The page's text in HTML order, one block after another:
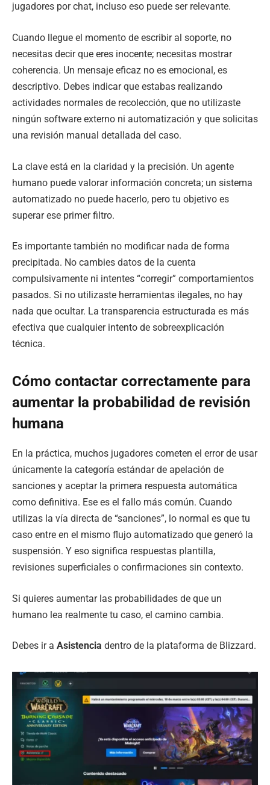
jugadores por chat, incluso eso puede ser relevante.
Cuando llegue el momento de escribir al soporte, no
necesitas decir que eres inocente; necesitas mostrar
coherencia. Un mensaje eficaz no es emocional, es
descriptivo. Debes indicar que estabas realizando
actividades normales de recolección, que no utilizaste
ningún software externo ni automatización y que solicitas
una revisión manual detallada del caso.
La clave está en la claridad y la precisión. Un agente
humano puede valorar información concreta; un sistema
automatizado no puede hacerlo, pero tu objetivo es
superar ese primer filtro.
Es importante también no modificar nada de forma
precipitada. No cambies datos de la cuenta
compulsivamente ni intentes “corregir” comportamientos
pasados. Si no utilizaste herramientas ilegales, no hay
nada que ocultar. La transparencia estructurada es más
efectiva que cualquier intento de sobreexplicación
técnica.
Cómo contactar correctamente para
aumentar la probabilidad de revisión
humana
En la práctica, muchos jugadores cometen el error de usar
únicamente la categoría estándar de apelación de
sanciones y aceptar la primera respuesta automática
como definitiva. Ese es el fallo más común. Cuando
utilizas la vía directa de “sanciones”, lo normal es que tu
caso entre en el mismo flujo automatizado que generó la
suspensión. Y eso significa respuestas plantilla,
revisiones superficiales o confirmaciones sin contexto.
Si quieres aumentar las probabilidades de que un
humano lea realmente tu caso, el camino cambia.
Debes ir a Asistencia dentro de la plataforma de Blizzard.